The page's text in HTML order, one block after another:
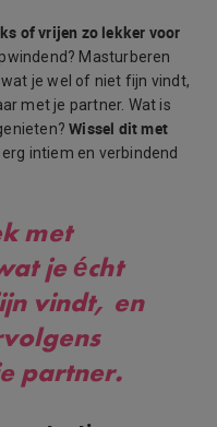
of vrijen zo lekker voor
Masturberen
je wel of niet fijn vindt,
met je partner. Wat is
Wissel dit met
intiem en verbindend
met
je écht
vindt, en
partner.